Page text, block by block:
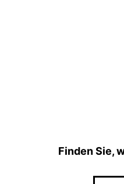
Finden Sie,